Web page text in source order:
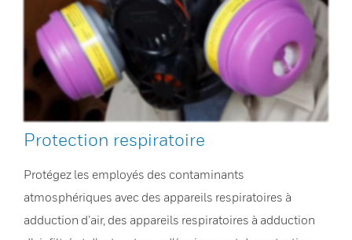
Protection respiratoire
Protégez les employés des contaminants
atmosphériques avec des appareils respiratoires à
adduction d’air, des appareils respiratoires à adduction